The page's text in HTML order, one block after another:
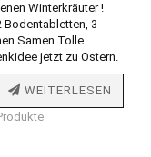
Winterkräuter !
Bodentabletten, 3
Samen Tolle
jetzt zu Ostern.
WEITERLESEN